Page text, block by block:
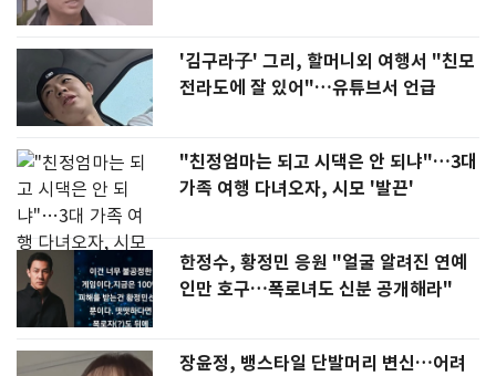
'김구라子' 그리, 할머니외 여행서 "친모
전라도에 잘 있어"…유튜브서 언급
"친정엄마는 되고 시댁은 안 되냐"…3대
가족 여행 다녀오자, 시모 '발끈'
한정수, 황정민 응원 "얼굴 알려진 연예
인만 호구…폭로녀도 신분 공개해라"
장윤정, 뱅스타일 단발머리 변신…어려